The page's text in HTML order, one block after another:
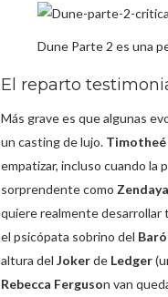
Dune Parte 2 es una
El reparto
Más grave es que algunas
un casting de lujo.
empatizar, incluso cuando la
sorprendente como Zendaya
quiere realmente desarrollar
el psicópata sobrino del
altura del Jokerde Ledger
Rebecca Ferguson van